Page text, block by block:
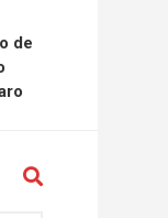
de